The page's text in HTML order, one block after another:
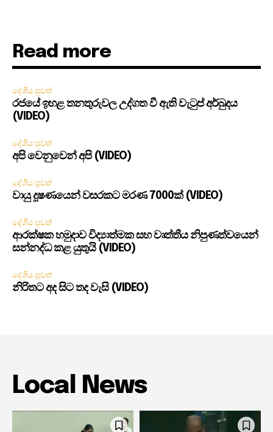
Read more
දේශීය පුවත්
රජයේ ඉහළ තනතුරුවල උද්ගත වී ඇති වැටුප් අර්බුදය
(VIDEO)
දේශීය පුවත්
අපි වෙනුවෙන් අපි (VIDEO)
දේශීය පුවත්
වායු දූෂණයෙන් වසරකට මරණ 7000ක් (VIDEO)
දේශීය පුවත්
ආරක්ෂක හමුදාව විද්‍යාත්මක සහ වෘත්තීය නිපුණත්වයෙන්
සන්නද්ධ කළ යුතුයි (VIDEO)
දේශීය පුවත්
නිරිතට අද සිට තද වැසි (VIDEO)
Local News